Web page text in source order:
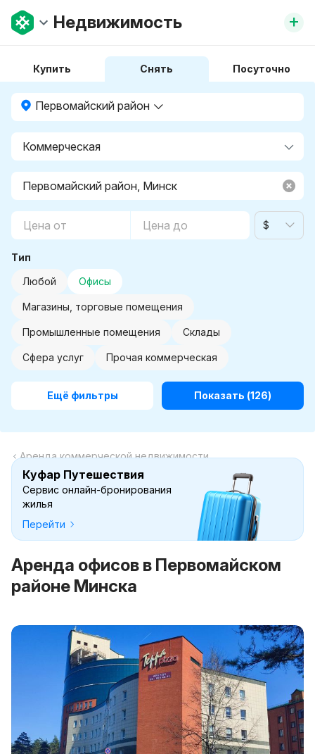
Недвижимость +
Купить Снять Посуточно
Первомайский район
$
Тип
Любой
Офисы
Магазины, торговые помещения
Промышленные помещения Склады
Сфера услуг Прочая коммерческая
Ещё фильтры Показать (126)
Аренда коммерческой недвижимости
Куфар Путешествия
Сервис онлайн-бронирования
жилья
Перейти
Аренда офисов в Первомайском
районе Минска